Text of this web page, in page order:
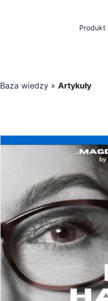
Produkt
Baza wiedzy» Artykuły